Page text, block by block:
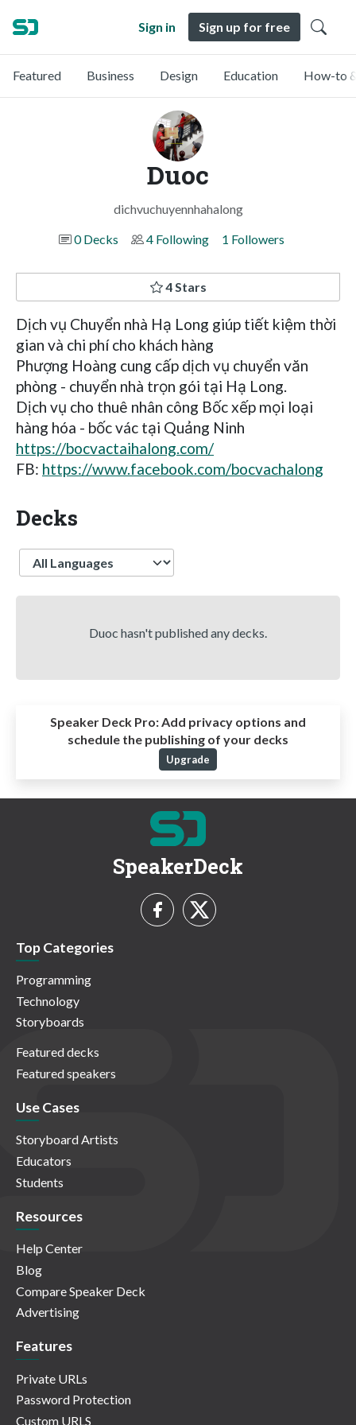
Sign in Sign up for free
Featured Business Design Education How-to
Duoc
dichvuchuyennhahalong
0 Decks
4 Following 1 Followers
4 Stars
Dịch vụ Chuyển nhà Hạ Long giúp tiết kiệm thời
gian và chi phí cho khách hàng
Phượng Hoàng cung cấp dịch vụ chuyển văn
phòng - chuyển nhà trọn gói tại Hạ Long.
Dịch vụ cho thuê nhân công Bốc xếp mọi loại
hàng hóa - bốc vác tại Quảng Ninh
https://bocvactaihalong.com/
FB: https://www.facebook.com/bocvachalong
Decks
Language
Duoc hasn't published any decks.
Speaker Deck Pro:Add privacy options and
schedule the publishing of your decks
Upgrade
SpeakerDeck
Top Categories
Programming
Technology
Storyboards
Featured decks
Featured speakers
Use Cases
Storyboard Artists
Educators
Students
Resources
Help Center
Blog
Compare Speaker Deck
Advertising
Features
Private URLs
Password Protection
Custom URLS